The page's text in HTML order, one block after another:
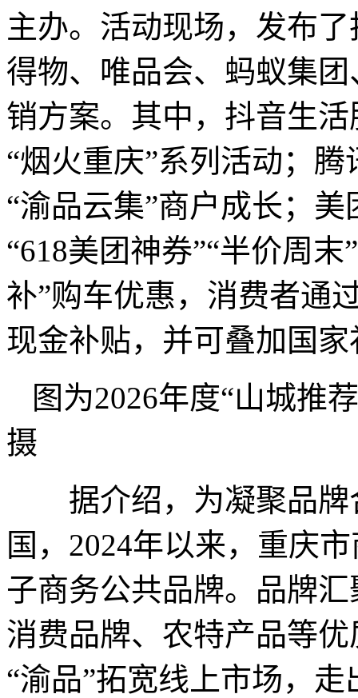
主办。活动现场，发布
得物、唯品会、蚂蚁集
销方案。其中，抖音生
“烟火重庆”系列活动；
“渝品云集”商户成长；
“618美团神券”“半价周
补”购车优惠，消费者通
现金补贴，并可叠加国家
图为2026年度“山城推
摄
据介绍，为凝聚品牌
国，2024年以来，重庆
子商务公共品牌。品牌
消费品牌、农特产品等
“渝品”拓宽线上市场，